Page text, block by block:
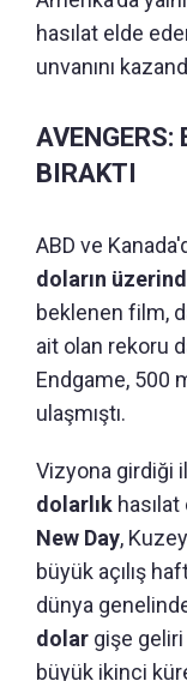
hasılat elde
unvanını
AVENGERS:
BIRAKTI
ABD ve
doların
beklenen film,
ait olan rekoru
Endgame, 500
ulaşmıştı.
Vizyona girdiği
dolarlık
New Day,
büyük açılış
dünya
dolar gişe
büyük ikinci